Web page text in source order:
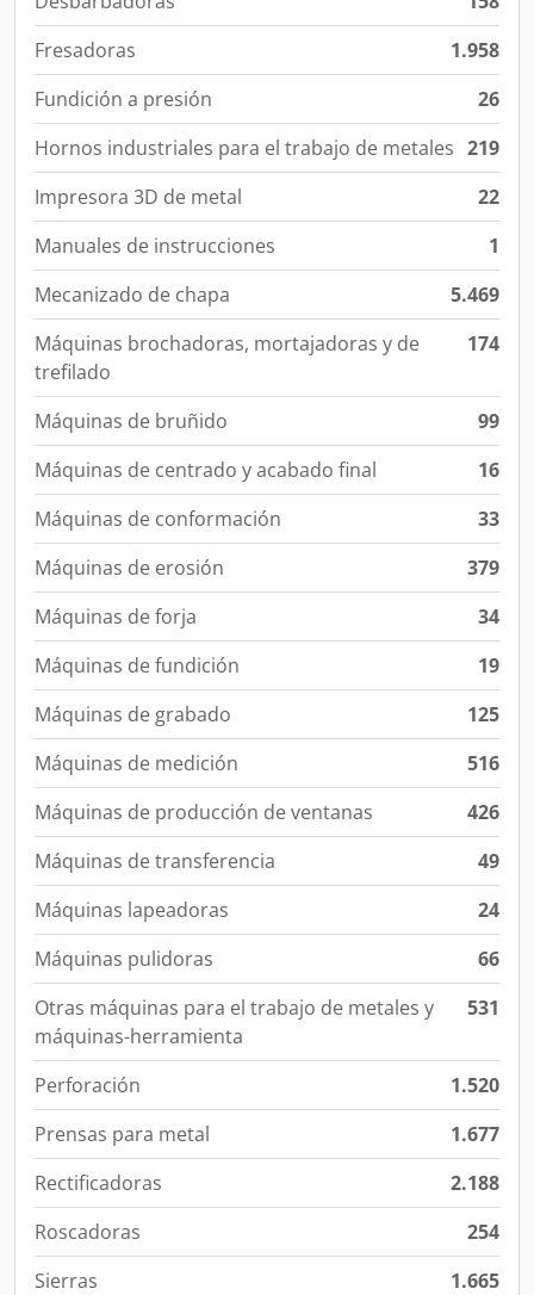
Fresadoras
1.958
Fundición a presión
26
Hornos industriales para el trabajo de metales 219
Impresora 3D de metal
22
Manuales de instrucciones
1
Mecanizado de chapa
5.469
Máquinas brochadoras, mortajadoras y de
trefilado
174
Máquinas de bruñido
99
Máquinas de centrado y acabado final
16
Máquinas de conformación
33
Máquinas de erosión
379
Máquinas de forja
34
Máquinas de fundición
19
Máquinas de grabado
125
Máquinas de medición
516
Máquinas de producción de ventanas
426
Máquinas de transferencia
49
Máquinas lapeadoras
24
Máquinas pulidoras
66
Otras máquinas para el trabajo de metales y
máquinas-herramienta
531
Perforación
1.520
Prensas para metal
1.677
Rectificadoras
2.188
Roscadoras
254
Sierras
1.665